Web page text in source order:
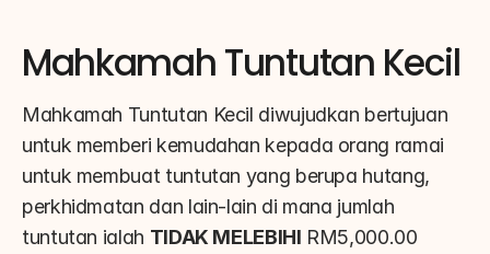
Mahkamah Tuntutan Kecil
Mahkamah Tuntutan Kecil diwujudkan bertujuan
untuk memberi kemudahan kepada orang ramai
untuk membuat tuntutan yang berupa hutang,
perkhidmatan dan lain-lain di mana jumlah
tuntutan ialah TIDAK MELEBIHI RM5,000.00